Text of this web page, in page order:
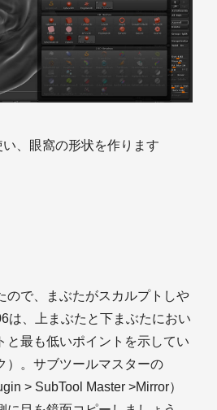
、眼窩の形状を作ります
ので、まぶたがスカルプトしや
は、上まぶたと下まぶたにおい
と最も低いポイントを示してい
）。サブツールマスターの
> SubTool Master >Mirror）